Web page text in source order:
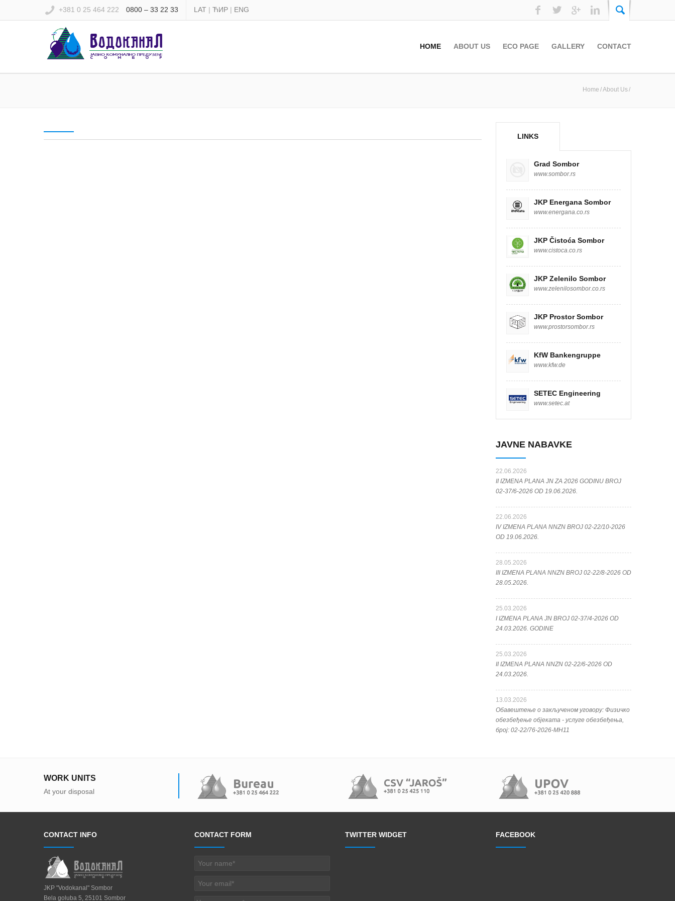
+381 0 25 464 222 0800 – 33 22 33 LAT | ЋИР | ENG
HOME ABOUT US ECO PAGE GALLERY CONTACT
Home About Us
LINKS
Grad Sombor
www.sombor.rs
JKP Energana Sombor
www.energana.co.rs
JKP Čistoća Sombor
www.cistoca.co.rs
JKP Zelenilo Sombor
www.zelenilosombor.co.rs
JKP Prostor Sombor
www.prostorsombor.rs
KfW Bankengruppe
www.kfw.de
SETEC Engineering
www.setec.at
JAVNE NABAVKE
22.06.2026
II IZMENA PLANA JN ZA 2026 GODINU BROJ
02-37/6-2026 OD 19.06.2026.
22.06.2026
IV IZMENA PLANA NNZN BROJ 02-22/10-2026
OD 19.06.2026.
28.05.2026
III IZMENA PLANA NNZN BROJ 02-22/8-2026 OD
28.05.2026.
25.03.2026
I IZMENA PLANA JN BROJ 02-37/4-2026 OD
24.03.2026. GODINE
25.03.2026
II IZMENA PLANA NNZN 02-22/6-2026 OD
24.03.2026.
13.03.2026
Обавештење о закљученом уговору: Физичко
обезбеђење објеката - услуге обезбеђења,
број: 02-22/76-2026-МН11
WORK UNITS
At your disposal
CONTACT INFO
JKP "Vodokanal" Sombor
Bela goluba 5, 25101 Sombor
CONTACT FORM TWITTER WIDGET FACEBOOK